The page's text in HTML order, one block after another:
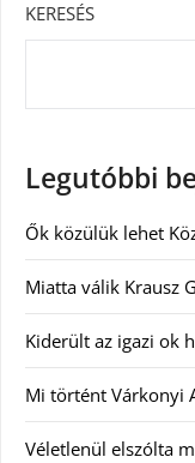
KERESÉS
Legutóbbi
Ők közülük lehet
Miatta válik Krausz
Kiderült az igazi ok
Mi történt Várkonyi
Véletlenül elszólta